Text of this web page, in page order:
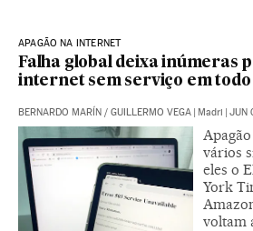
APAGÃO NA INTERNET
Falha global deixa inúmeras
internet sem serviço em todo
BERNARDO MARÍN / GUILLERMO VEGA | Madri | JUN
vários
eles o
York
voltam